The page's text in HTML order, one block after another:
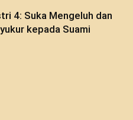
4: Suka Mengeluh dan
kepada Suami